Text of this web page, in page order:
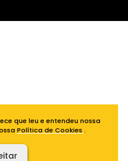
que leu e entendeu nossa
Política de Cookies .